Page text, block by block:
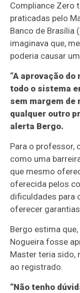
Compliance Zero
praticadas pelo
Banco de Brasília
imaginava que,
poderia causar
“A aprovação
todo o sistema
sem margem de
qualquer outro
alerta Bergo.
Para o professor,
como uma
que mesmo
oferecida pelos
dificuldades para
oferecer
Bergo estima
Nogueira fosse
Master teria sido,
ao registrado.
“Não tenho